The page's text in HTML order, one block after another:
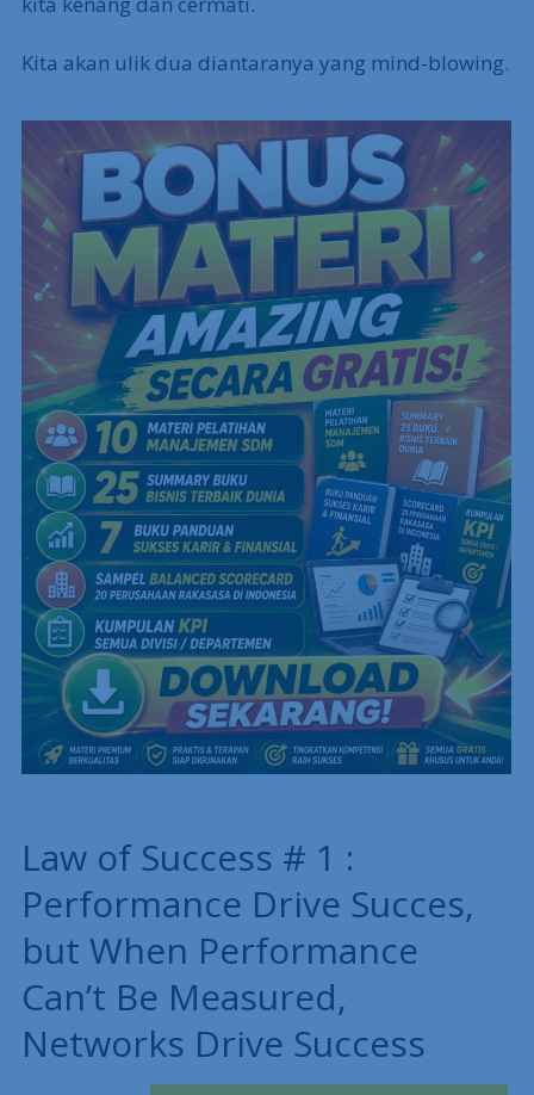
Kita akan ulik dua diantaranya yang mind-blowing.
Law of Success # 1 :
Performance Drive Succes,
but When Performance
Can’t Be Measured,
Networks Drive Success